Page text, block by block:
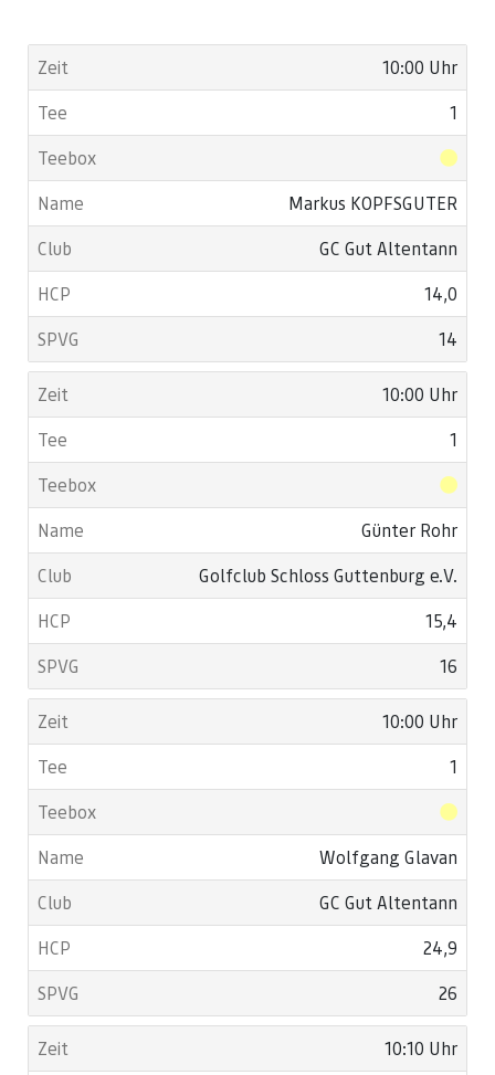
10:00 Uhr
1
Markus KOPFSGUTER
GC Gut Altentann
14,0
14
10:00 Uhr
1
Günter Rohr
Golfclub Schloss Guttenburg e.V.
15,4
16
10:00 Uhr
1
Wolfgang Glavan
GC Gut Altentann
24,9
26
10:10 Uhr